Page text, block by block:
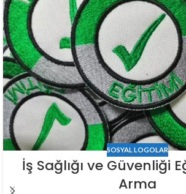
SOSYAL LOGOLAR
İş Sağlığı ve Güvenliği
Arma